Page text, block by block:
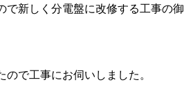
で新しく分電盤に改修する工事の御
で工事にお伺いしました。